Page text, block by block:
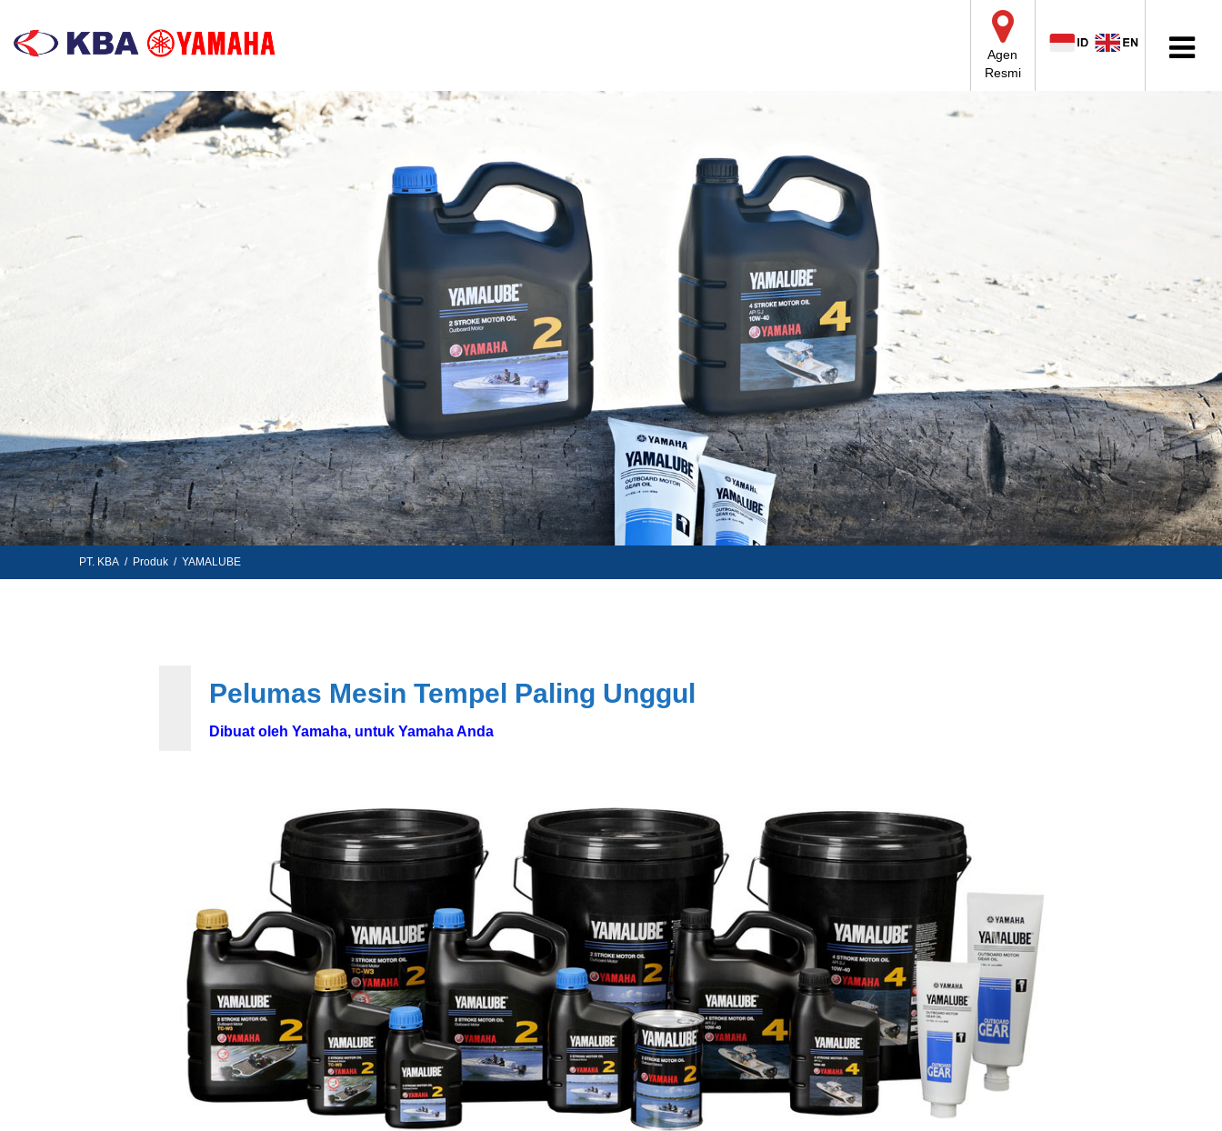
Agen
Resmi
PT. KBA / Produk / YAMALUBE
Pelumas Mesin Tempel Paling Unggul
Dibuat oleh Yamaha, untuk Yamaha Anda